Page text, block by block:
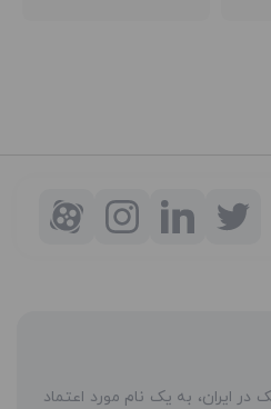
دهه فعالیت به عنوان مرکز مجاز محصولات مخابراتی و اداری پاناسونیک در ایران، به یک نام مورد اعتماد